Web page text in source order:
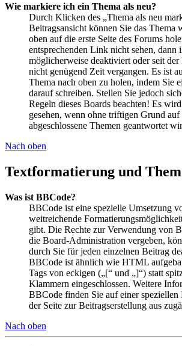
Wie markiere ich ein Thema als neu?
Durch Klicken des „Thema als neu
Beitragsansicht können Sie das Thema
oben auf die erste Seite des Forums
entsprechenden Link nicht sehen, dann
möglicherweise deaktiviert oder seit
nicht genügend Zeit vergangen. Es ist
Thema nach oben zu holen, indem Sie
darauf schreiben. Stellen Sie jedoch
Regeln dieses Boards beachten! Es
gesehen, wenn ohne triftigen Grund auf
abgeschlossene Themen geantwortet
Nach oben
Textformatierung und
Was ist BBCode?
BBCode ist eine spezielle Umsetzung
weitreichende
gibt. Die Rechte zur Verwendung von
die Board-Administration vergeben,
durch Sie für jeden einzelnen Beitrag
BBCode ist ähnlich wie HTML
Tags von eckigen („[“ und „]“) statt
Klammern eingeschlossen. Weitere
BBCode finden Sie auf einer
der Seite zur Beitragserstellung aus
Nach oben